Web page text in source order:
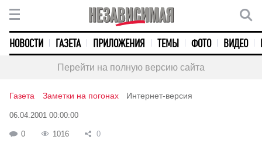
НОВОСТИ ГАЗЕТА ПРИЛОЖЕНИЯ ТЕМЫ ФОТО ВИДЕО
Перейти на полную версию сайта
Газета Заметки на погонах Интернет-версия
06.04.2001 00:00:00
0 1016 0